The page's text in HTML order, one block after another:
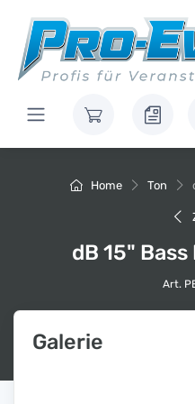
Home Ton
dB 15"
Art.
Galerie